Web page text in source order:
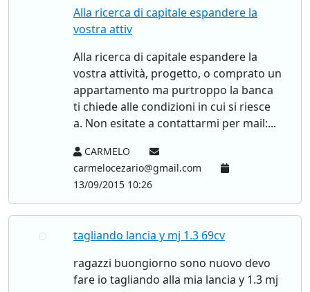
Alla ricerca di capitale espandere la
vostra attiv
Alla ricerca di capitale espandere la
vostra attività, progetto, o comprato un
appartamento ma purtroppo la banca
ti chiede alle condizioni in cui si riesce
a. Non esitate a contattarmi per mail:...
CARMELO
carmelocezario@gmail.com
13/09/2015 10:26
tagliando lancia y mj 1.3 69cv
ragazzi buongiorno sono nuovo devo
fare io tagliando alla mia lancia y 1.3 mj